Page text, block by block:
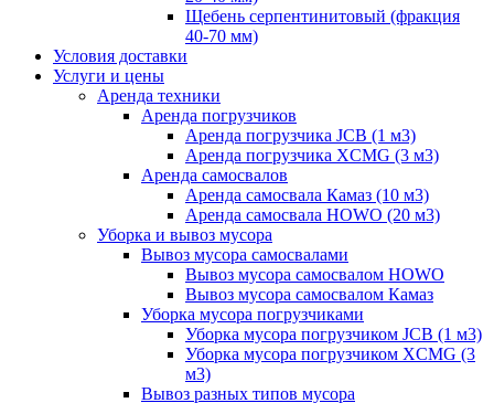
Щебень серпентинитовый (фракция
40-70 мм)
Условия доставки
Услуги и цены
Аренда техники
Аренда погрузчиков
Аренда погрузчика JCB (1 м3)
Аренда погрузчика XCMG (3 м3)
Аренда самосвалов
Аренда самосвала Камаз (10 м3)
Аренда самосвала HOWO (20 м3)
Уборка и вывоз мусора
Вывоз мусора самосвалами
Вывоз мусора самосвалом HOWO
Вывоз мусора самосвалом Камаз
Уборка мусора погрузчиками
Уборка мусора погрузчиком JCB (1 м3)
Уборка мусора погрузчиком XCMG (3
м3)
Вывоз разных типов мусора